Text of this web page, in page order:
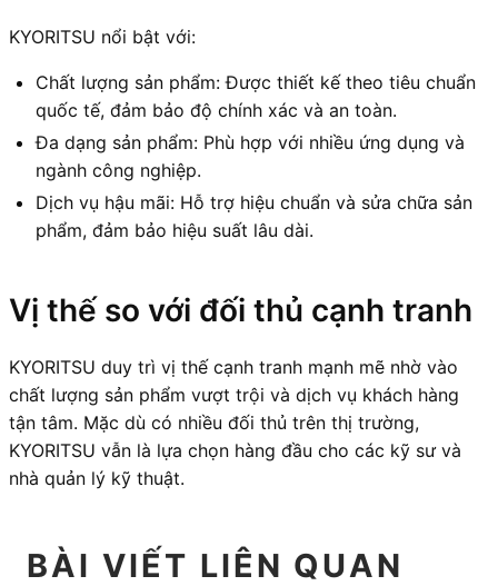
KYORITSU nổi bật với:
Chất lượng sản phẩm: Được thiết kế theo tiêu chuẩn
quốc tế, đảm bảo độ chính xác và an toàn.
Đa dạng sản phẩm: Phù hợp với nhiều ứng dụng và
ngành công nghiệp.
Dịch vụ hậu mãi: Hỗ trợ hiệu chuẩn và sửa chữa sản
phẩm, đảm bảo hiệu suất lâu dài.
Vị thế so với đối thủ cạnh tranh
KYORITSU duy trì vị thế cạnh tranh mạnh mẽ nhờ vào
chất lượng sản phẩm vượt trội và dịch vụ khách hàng
tận tâm. Mặc dù có nhiều đối thủ trên thị trường,
KYORITSU vẫn là lựa chọn hàng đầu cho các kỹ sư và
nhà quản lý kỹ thuật.
BÀI VIẾT LIÊN QUAN